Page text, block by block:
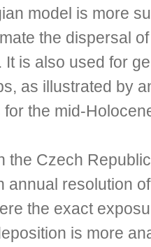
model is more
the dispersal
It is also used for
as illustrated by
the mid-
the Czech
annual resolution
the exact
is more